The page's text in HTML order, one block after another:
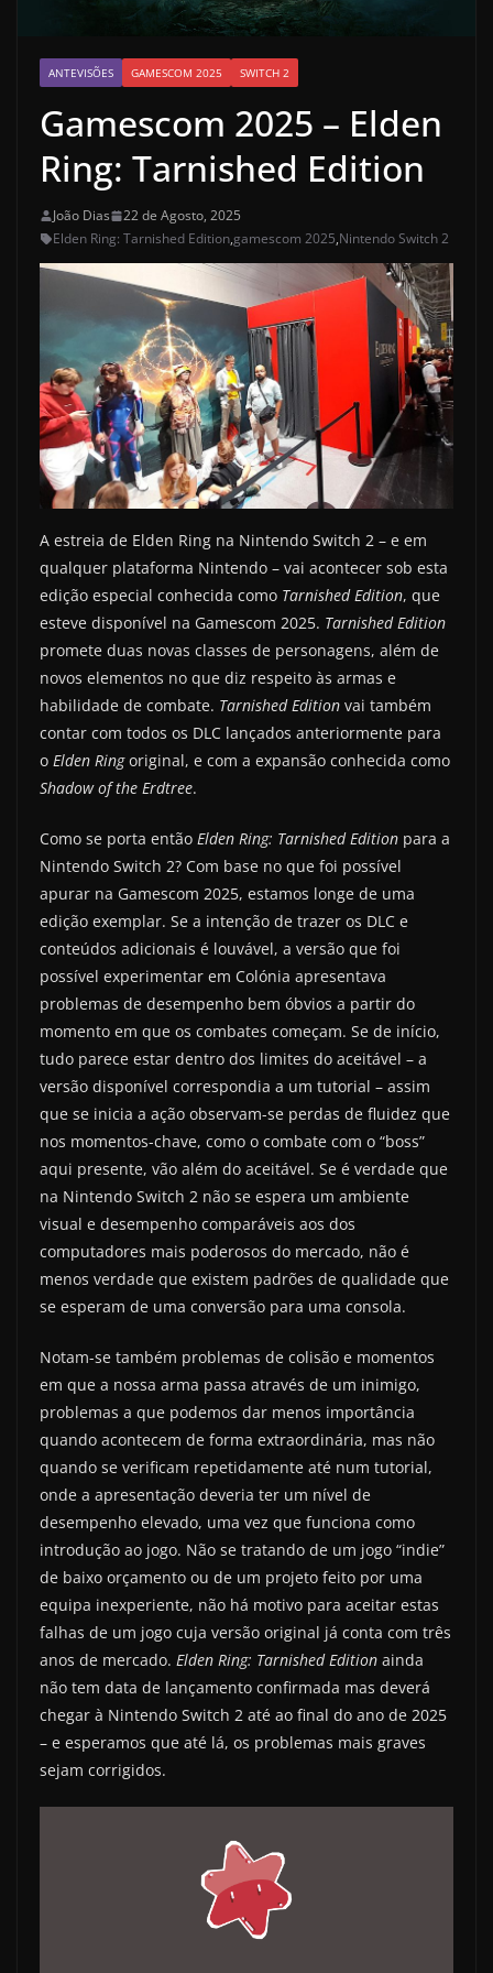
ANTEVISÕES GAMESCOM 2025 SWITCH 2
Gamescom 2025 – Elden
Ring: Tarnished Edition
João Dias
22 de Agosto, 2025
Elden Ring: Tarnished Edition,gamescom 2025,Nintendo Switch 2
A estreia de Elden Ring na Nintendo Switch 2 – e em
qualquer plataforma Nintendo – vai acontecer sob esta
edição especial conhecida como Tarnished Edition, que
esteve disponível na Gamescom 2025. Tarnished Edition
promete duas novas classes de personagens, além de
novos elementos no que diz respeito às armas e
habilidade de combate. Tarnished Edition vai também
contar com todos os DLC lançados anteriormente para
o Elden Ringoriginal, e com a expansão conhecida como
Shadow of the Erdtree.
Como se porta então Elden Ring: Tarnished Edition para a
Nintendo Switch 2? Com base no que foi possível
apurar na Gamescom 2025, estamos longe de uma
edição exemplar. Se a intenção de trazer os DLC e
conteúdos adicionais é louvável, a versão que foi
possível experimentar em Colónia apresentava
problemas de desempenho bem óbvios a partir do
momento em que os combates começam. Se de início,
tudo parece estar dentro dos limites do aceitável – a
versão disponível correspondia a um tutorial – assim
que se inicia a ação observam-se perdas de fluidez que
nos momentos-chave, como o combate com o “boss”
aqui presente, vão além do aceitável. Se é verdade que
na Nintendo Switch 2 não se espera um ambiente
visual e desempenho comparáveis aos dos
computadores mais poderosos do mercado, não é
menos verdade que existem padrões de qualidade que
se esperam de uma conversão para uma consola.
Notam-se também problemas de colisão e momentos
em que a nossa arma passa através de um inimigo,
problemas a que podemos dar menos importância
quando acontecem de forma extraordinária, mas não
quando se verificam repetidamente até num tutorial,
onde a apresentação deveria ter um nível de
desempenho elevado, uma vez que funciona como
introdução ao jogo. Não se tratando de um jogo “indie”
de baixo orçamento ou de um projeto feito por uma
equipa inexperiente, não há motivo para aceitar estas
falhas de um jogo cuja versão original já conta com três
anos de mercado. Elden Ring: Tarnished Edition ainda
não tem data de lançamento confirmada mas deverá
chegar à Nintendo Switch 2 até ao final do ano de 2025
– e esperamos que até lá, os problemas mais graves
sejam corrigidos.